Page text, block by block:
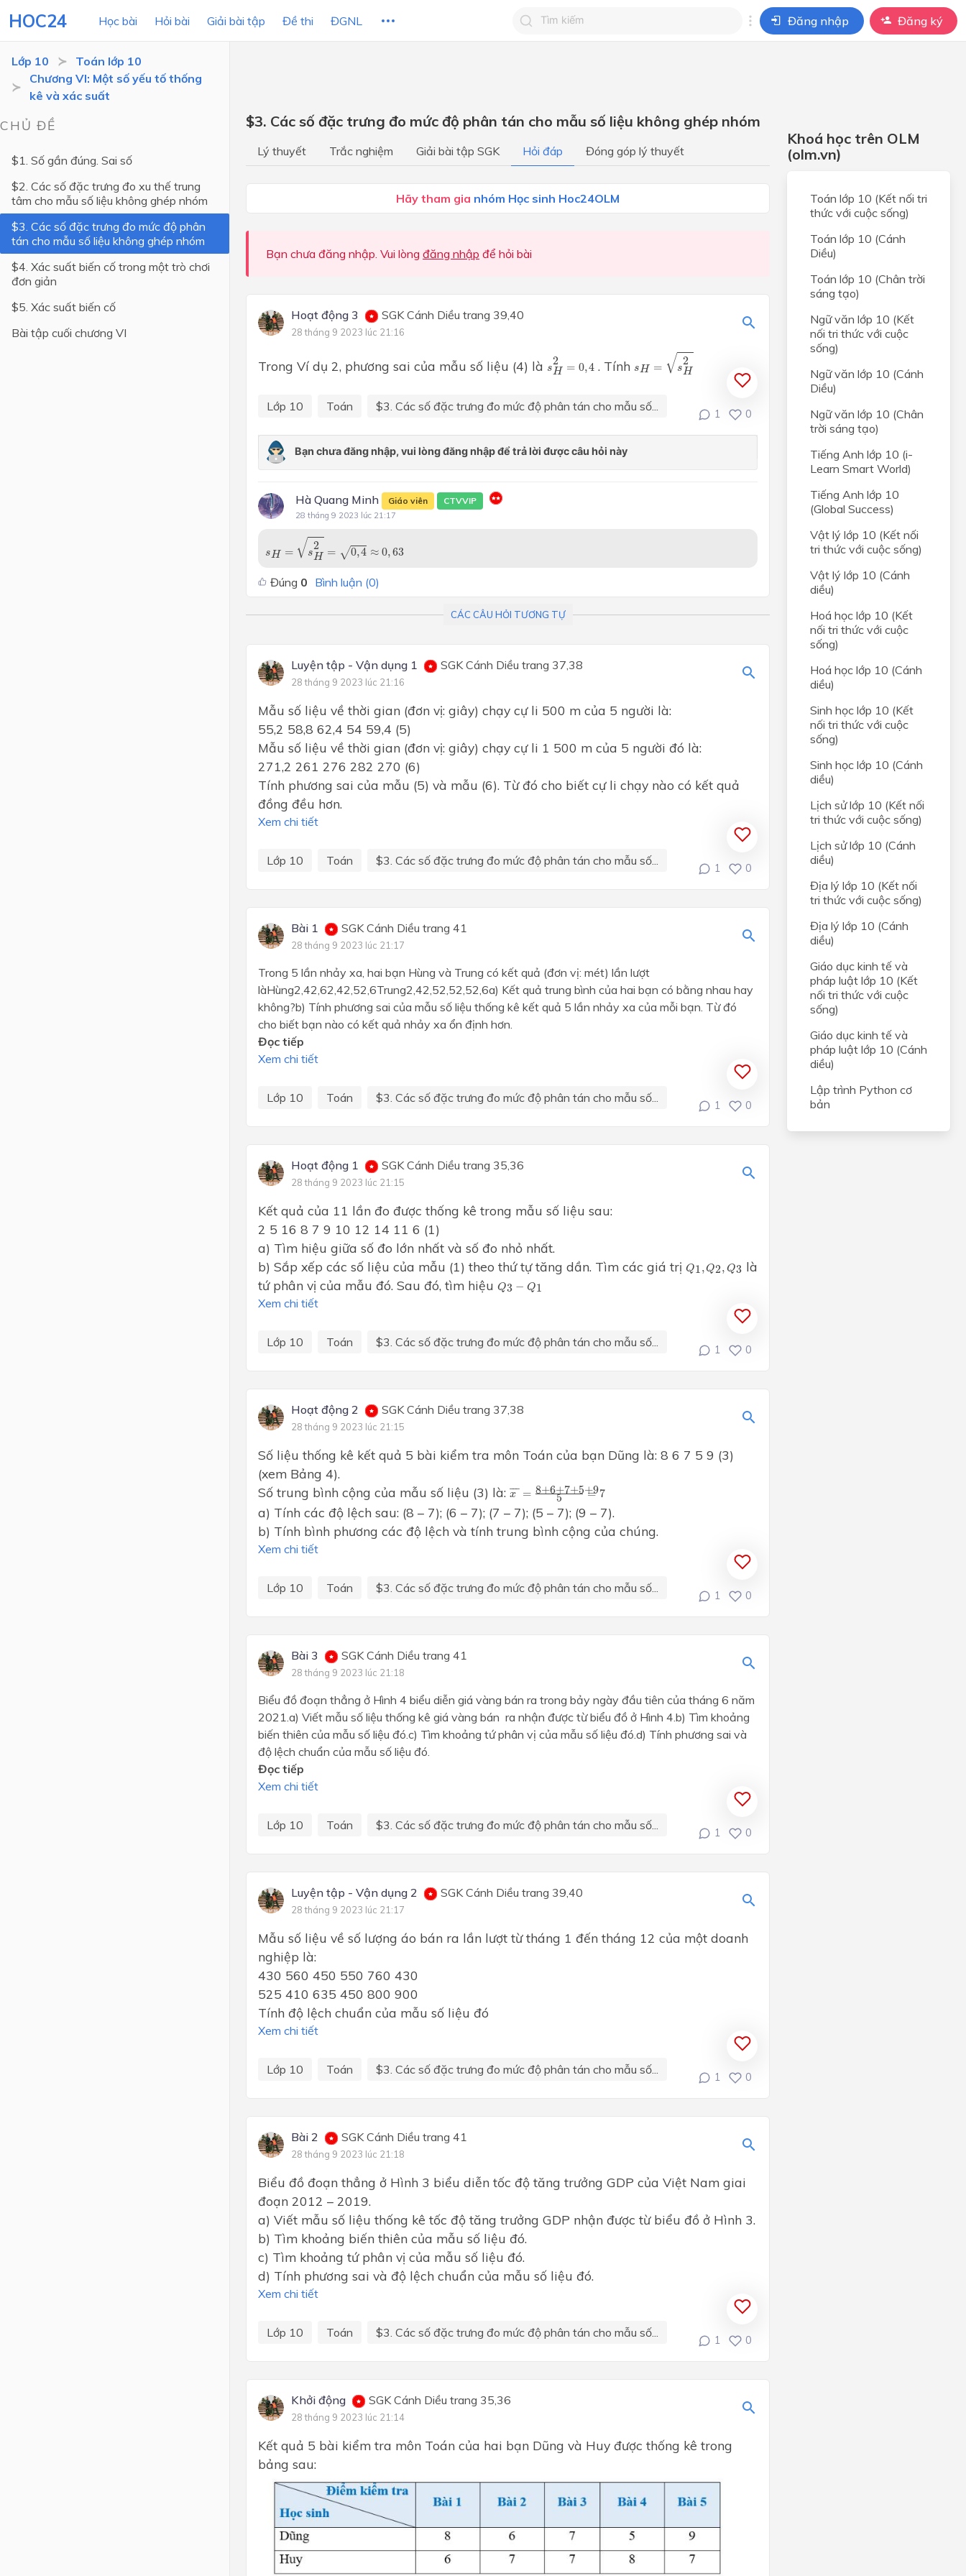
HOC24 Học bài Hỏi bài Giải bài tập Đề thi ĐGNL Đăng nhập Đăng ký
Lớp 11
Lớp 10
Lớp 9
Lớp 8
Lớp 7
Tập hợp
Chương I: Mệnh đề và tập hợp
Chương II: Bất phương trình và
Chương II: Bất phương trình và
Chương II: Bất phương trình và
VÀ BẬC HAI
tam giác
Chương IV: Hệ thức lượng trong
tam giác. Vectơ
Chương IV: Hệ thức lượng trong
Chương 4: BẤT ĐẲNG THỨC,
Chương V: Đại số tổ hợp
Chương V: Các số đặc trưng của
mẫu số liệu không ghép nhóm
Lớp 10
Toán lớp 10
Chương VI: Một số yếu tố thống
kê và xác suất
CHỦ ĐỀ
$1. Số gần đúng. Sai số
$2. Các số đặc trưng đo xu thế trung
tâm cho mẫu số liệu không ghép nhóm
$3. Các số đặc trưng đo mức độ phân
tán cho mẫu số liệu không ghép nhóm
$4. Xác suất biến cố trong một trò chơi
đơn giản
$5. Xác suất biến cố
Bài tập cuối chương VI
$3. Các số đặc trưng đo mức độ phân tán cho mẫu số liệu không ghép nhóm
Lý thuyết Trắc nghiệm Giải bài tập SGK Hỏi đáp Đóng góp lý thuyết
Hãy tham gia nhóm Học sinh Hoc24OLM
Bạn chưa đăng nhập. Vui lòng đăng nhập để hỏi bài
Hoạt động 3 SGK Cánh Diều trang 39,40
28 tháng 9 2023 lúc 21:16
Trong Ví dụ 2, phương sai của mẫu số liệu (4) là s
2
H = 0,4
H
. Tính sH = √s
2
H
2
Lớp 10 Toán $3. Các số đặc trưng đo mức độ phân tán cho mẫu số...
1 0
Hà Quang Minh Giáo viên CTVVIP
28 tháng 9 2023 lúc 21:17
sH = √s
2
H = √0,4 ≈ 0,63
2=0,
Đúng 0 Bình luận (0)
CÁC CÂU HỎI TƯƠNG TỰ
Luyện tập - Vận dụng 1 SGK Cánh Diều trang 37,38
28 tháng 9 2023 lúc 21:16
Mẫu số liệu về thời gian (đơn vị: giây) chạy cự li 500 m của 5 người là:
55,2 58,8 62,4 54 59,4 (5)
Mẫu số liệu về thời gian (đơn vị: giây) chạy cự li 1 500 m của 5 người đó là:
271,2 261 276 282 270 (6)
Tính phương sai của mẫu (5) và mẫu (6). Từ đó cho biết cự li chạy nào có kết quả
đồng đều hơn.
Xem chi tiết
Lớp 10 Toán $3. Các số đặc trưng đo mức độ phân tán cho mẫu số...
1 0
Bài 1 SGK Cánh Diều trang 41
28 tháng 9 2023 lúc 21:17
Trong 5 lần nhảy xa, hai bạn Hùng và Trung có kết quả (đơn vị: mét) lần lượt
làHùng2,42,62,42,52,6Trung2,42,52,52,52,6a) Kết quả trung bình của hai bạn có bằng nhau hay
không?b) Tính phương sai của mẫu số liệu thống kê kết quả 5 lần nhảy xa của mỗi bạn. Từ đó
cho biết bạn nào có kết quả nhảy xa ổn định hơn.
Đọc tiếp
Xem chi tiết
Lớp 10 Toán $3. Các số đặc trưng đo mức độ phân tán cho mẫu số...
1 0
Hoạt động 1 SGK Cánh Diều trang 35,36
28 tháng 9 2023 lúc 21:15
Kết quả của 11 lần đo được thống kê trong mẫu số liệu sau:
2 5 16 8 7 9 10 12 14 11 6 (1)
a) Tìm hiệu giữa số đo lớn nhất và số đo nhỏ nhất.
b) Sắp xếp các số liệu của mẫu (1) theo thứ tự tăng dần. Tìm các giá trị Q1,Q2, Q3
Q1 Q2, Q3
là
tứ phân vị của mẫu đó. Sau đó, tìm hiệu Q3 − Q1
Q3 Q1
Xem chi tiết
Lớp 10 Toán $3. Các số đặc trưng đo mức độ phân tán cho mẫu số...
1 0
Hoạt động 2 SGK Cánh Diều trang 37,38
28 tháng 9 2023 lúc 21:15
Số liệu thống kê kết quả 5 bài kiểm tra môn Toán của bạn Dũng là: 8 6 7 5 9 (3)
(xem Bảng 4).
Số trung bình cộng của mẫu số liệu (3) là: ¯
¯¯
x = 8+6+7+5+9
5 = 7
x¯ + 6 + 7 + 5 + 9 5
a) Tính các độ lệch sau: (8 – 7); (6 – 7); (7 – 7); (5 – 7); (9 – 7).
b) Tính bình phương các độ lệch và tính trung bình cộng của chúng.
Xem chi tiết
Lớp 10 Toán $3. Các số đặc trưng đo mức độ phân tán cho mẫu số...
1 0
Bài 3 SGK Cánh Diều trang 41
28 tháng 9 2023 lúc 21:18
Biểu đồ đoạn thẳng ở Hình 4 biểu diễn giá vàng bán ra trong bảy ngày đầu tiên của tháng 6 năm
2021.a) Viết mẫu số liệu thống kê giá vàng bán ra nhận được từ biểu đồ ở Hình 4.b) Tìm khoảng
biến thiên của mẫu số liệu đó.c) Tìm khoảng tứ phân vị của mẫu số liệu đó.d) Tính phương sai và
độ lệch chuẩn của mẫu số liệu đó.
Đọc tiếp
Xem chi tiết
Lớp 10 Toán $3. Các số đặc trưng đo mức độ phân tán cho mẫu số...
1 0
Luyện tập - Vận dụng 2 SGK Cánh Diều trang 39,40
28 tháng 9 2023 lúc 21:17
Mẫu số liệu về số lượng áo bán ra lần lượt từ tháng 1 đến tháng 12 của một doanh
nghiệp là:
430 560 450 550 760 430
525 410 635 450 800 900
Tính độ lệch chuẩn của mẫu số liệu đó
Xem chi tiết
Lớp 10 Toán $3. Các số đặc trưng đo mức độ phân tán cho mẫu số...
1 0
Bài 2 SGK Cánh Diều trang 41
28 tháng 9 2023 lúc 21:18
Biểu đồ đoạn thẳng ở Hình 3 biểu diễn tốc độ tăng trưởng GDP của Việt Nam giai
đoạn 2012 – 2019.
a) Viết mẫu số liệu thống kê tốc độ tăng trưởng GDP nhận được từ biểu đồ ở Hình 3.
b) Tìm khoảng biến thiên của mẫu số liệu đó.
c) Tìm khoảng tứ phân vị của mẫu số liệu đó.
d) Tính phương sai và độ lệch chuẩn của mẫu số liệu đó.
Xem chi tiết
Lớp 10 Toán $3. Các số đặc trưng đo mức độ phân tán cho mẫu số...
1 0
Khởi động SGK Cánh Diều trang 35,36
28 tháng 9 2023 lúc 21:14
Kết quả 5 bài kiểm tra môn Toán của hai bạn Dũng và Huy được thống kê trong
bảng sau:
Khoá học trên OLM
(olm.vn)
Toán lớp 10 (Kết nối tri
thức với cuộc sống)
Toán lớp 10 (Cánh
Diều)
Toán lớp 10 (Chân trời
sáng tạo)
Ngữ văn lớp 10 (Kết
nối tri thức với cuộc
sống)
Ngữ văn lớp 10 (Cánh
Diều)
Ngữ văn lớp 10 (Chân
trời sáng tạo)
Tiếng Anh lớp 10 (i-
Learn Smart World)
Tiếng Anh lớp 10
(Global Success)
Vật lý lớp 10 (Kết nối
tri thức với cuộc sống)
Vật lý lớp 10 (Cánh
diều)
Hoá học lớp 10 (Kết
nối tri thức với cuộc
sống)
Hoá học lớp 10 (Cánh
diều)
Sinh học lớp 10 (Kết
nối tri thức với cuộc
sống)
Sinh học lớp 10 (Cánh
diều)
Lịch sử lớp 10 (Kết nối
tri thức với cuộc sống)
Lịch sử lớp 10 (Cánh
diều)
Địa lý lớp 10 (Kết nối
tri thức với cuộc sống)
Địa lý lớp 10 (Cánh
diều)
Giáo dục kinh tế và
pháp luật lớp 10 (Kết
nối tri thức với cuộc
sống)
Giáo dục kinh tế và
pháp luật lớp 10 (Cánh
diều)
Lập trình Python cơ
bản